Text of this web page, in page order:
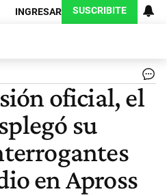
INGRESAR SUSCRIBITE
oficial, el
su
en Apross